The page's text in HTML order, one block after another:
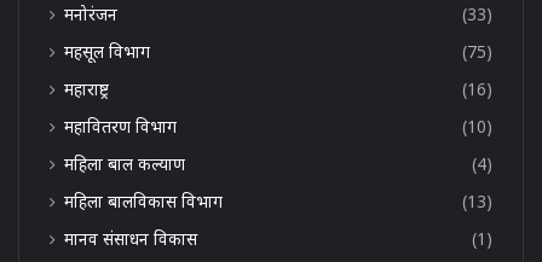
मनोरंजन
(33)
महसूल विभाग
(75)
महाराष्ट्र
(16)
महावितरण विभाग
(10)
महिला बाल कल्याण
(4)
महिला बालविकास विभाग
(13)
मानव संसाधन विकास
(1)